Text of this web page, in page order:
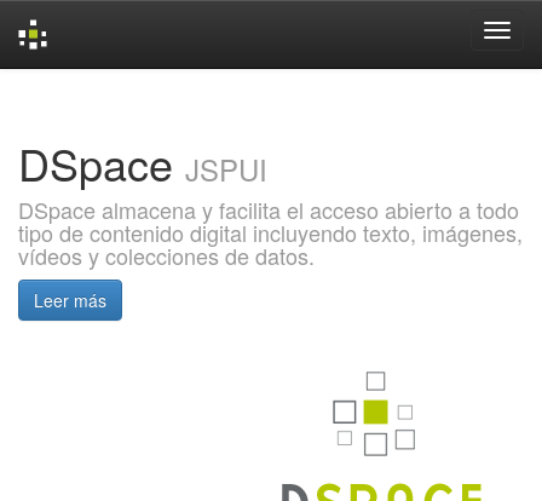
DSpace JSPUI
DSpace almacena y facilita el acceso abierto a todo
tipo de contenido digital incluyendo texto, imágenes,
vídeos y colecciones de datos.
Leer más